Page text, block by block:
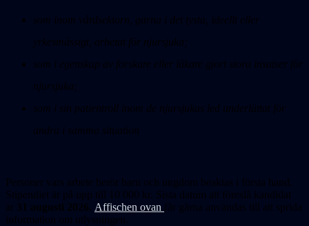
som inom vårdsektorn, gärna i det tysta, ideellt eller
yrkesmässigt, arbetat för njursjuka;
som i egenskap av forskare eller läkare gjort stora insatser för
njursjuka;
som i sin patientroll inom de njursjukas led underlättat för
andra i samma situation
Personer vars arbete berör barn och ungdom beaktas i första hand.
Stipendiet är på upp till 10 000 kr. Sista datum att föreslå kandidat
är
31 augusti 2026. Affischen ovan får gärna användas till att sprida
information om utlysningen.